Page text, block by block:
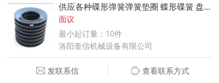
供应各种碟形弹簧弹簧垫圈 蝶形碟簧 盘形弹簧
面议
最小起订量：10件
洛阳奎信机械设备有限公司
发联系信 查看联系方式